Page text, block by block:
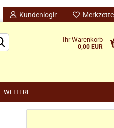
Kundenlogin Merkzettel
Ihr Warenkorb
0,00 EUR
WEITERE